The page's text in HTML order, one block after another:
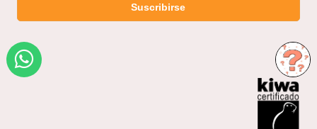
Suscribirse